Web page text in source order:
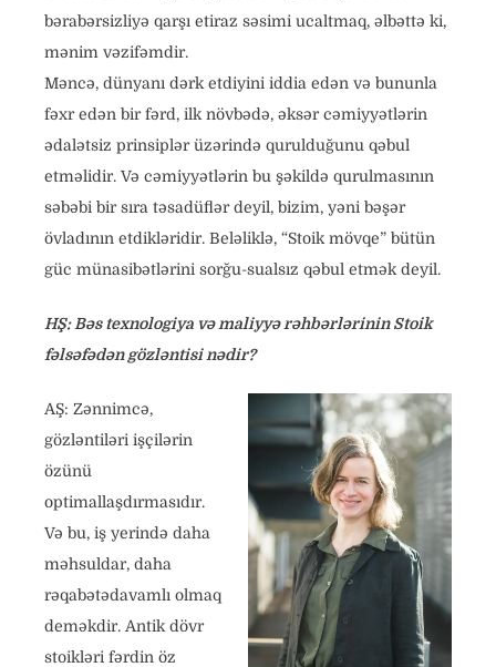
bərabərsizliyə qarşı etiraz səsimi ucaltmaq, əlbəttə ki,
mənim vəzifəmdir.
Məncə, dünyanı dərk etdiyini iddia edən və bununla
fəxr edən bir fərd, ilk növbədə, əksər cəmiyyətlərin
ədalətsiz prinsiplər üzərində qurulduğunu qəbul
etməlidir. Və cəmiyyətlərin bu şəkildə qurulmasının
səbəbi bir sıra təsadüflər deyil, bizim, yəni bəşər
övladının etdikləridir. Beləliklə, “Stoik mövqe” bütün
güc münasibətlərini sorğu-sualsız qəbul etmək deyil.
HŞ: Bəs texnologiya və maliyyə rəhbərlərinin Stoik
fəlsəfədən gözləntisi nədir?
AŞ: Zənnimcə,
gözləntiləri işçilərin
özünü
optimallaşdırmasıdır.
Və bu, iş yerində daha
məhsuldar, daha
rəqabətədavamlı olmaq
deməkdir. Antik dövr
stoikləri fərdin öz